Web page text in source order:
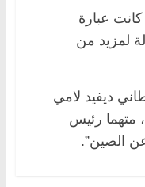
عبارة
لمزيد من
ديفيد لامي
متهما رئيس
عن الصين”.